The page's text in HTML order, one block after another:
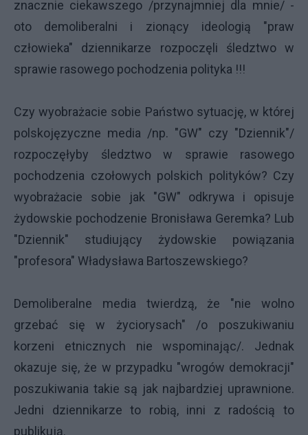
znacznie ciekawszego /przynajmniej dla mnie/ -
oto demoliberalni i zionący ideologią "praw
człowieka" dziennikarze rozpoczęli śledztwo w
sprawie rasowego pochodzenia polityka !!!
Czy wyobrażacie sobie Państwo sytuację, w której
polskojęzyczne media /np. "GW" czy "Dziennik"/
rozpoczęłyby śledztwo w sprawie rasowego
pochodzenia czołowych polskich polityków? Czy
wyobrażacie sobie jak "GW" odkrywa i opisuje
żydowskie pochodzenie Bronisława Geremka? Lub
"Dziennik" studiujący żydowskie powiązania
"profesora" Władysława Bartoszewskiego?
Demoliberalne media twierdzą, że "nie wolno
grzebać się w życiorysach" /o poszukiwaniu
korzeni etnicznych nie wspominając/. Jednak
okazuje się, że w przypadku "wrogów demokracji"
poszukiwania takie są jak najbardziej uprawnione.
Jedni dziennikarze to robią, inni z radością to
publikują.